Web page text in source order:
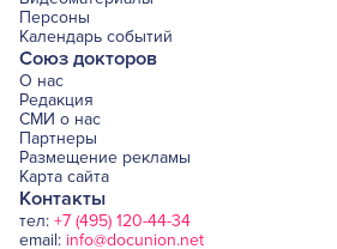
Персоны
Календарь событий
Союз докторов
О нас
Редакция
СМИ о нас
Партнеры
Размещение рекламы
Карта сайта
Контакты
тел: +7 (495) 120-44-34
email: info@docunion.net